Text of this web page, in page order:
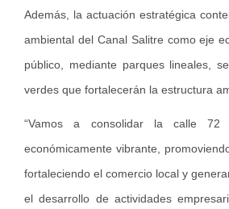
Además, la actuación estratégica
ambiental del Canal Salitre como eje
público, mediante parques lineales,
verdes que fortalecerán la estructura
“Vamos a consolidar la calle 72
económicamente vibrante,
fortaleciendo el comercio local y
el desarrollo de actividades